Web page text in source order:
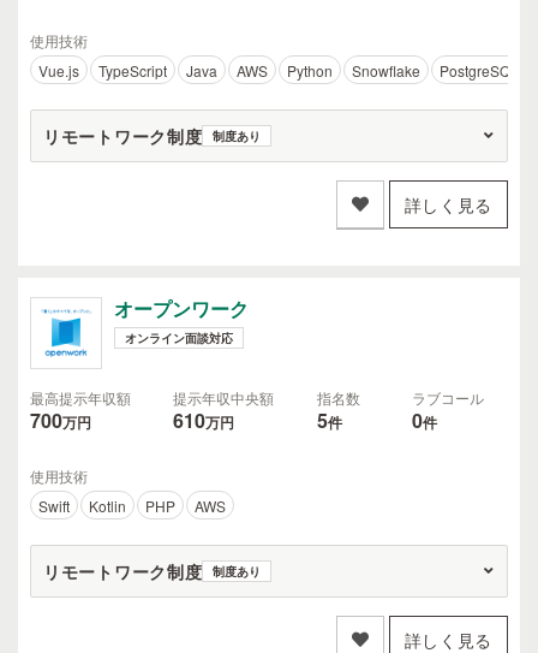
使用技術
Vue.js
TypeScript Java AWS Python Snowflake PostgreSQL
リモートワーク制度 制度あり
詳しく見る
オープンワーク
オンライン面談対応
最高提示年収額
700万円
提示年収中央額
610万円
指名数
5件
ラブコール
0件
使用技術
Swift
Kotlin PHP AWS
リモートワーク制度 制度あり
詳しく見る